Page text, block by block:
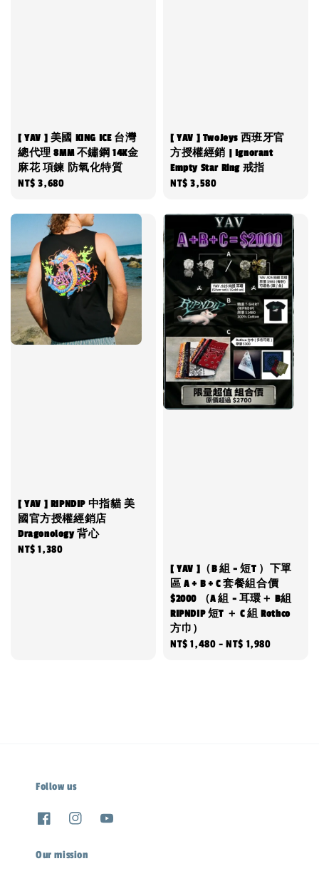
[ YAV ] 美國 KING ICE 台灣
總代理 8MM 不鏽鋼 14K金
麻花 項鍊 防氧化特質
Regular
NT$ 3,680
[ YAV ] TwoJeys 西班牙官
方授權經銷 | Ignorant
Empty Star Ring 戒指
Regular
NT$ 3,580
[ YAV ] RIPNDIP 中指貓 美
國官方授權經銷店
Dragonology 背心
Regular
NT$ 1,380
[ YAV ]（B 組 - 短T ）下單
區 A + B + C 套餐組合價
$2000 （A 組 - 耳環＋ B組
RIPNDIP 短T ＋ C 組 Rothco
方巾）
Regular
NT$ 1,480 -NT$ 1,980
Follow us
Our mission